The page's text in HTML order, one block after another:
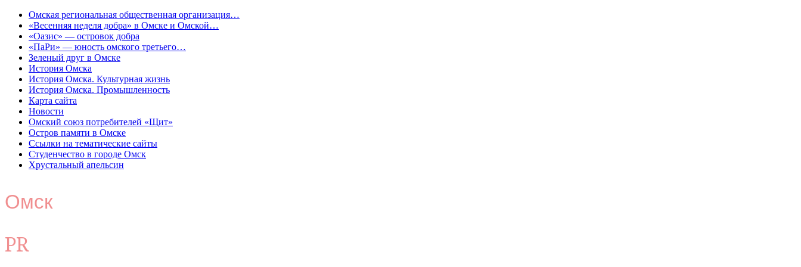
Омская региональная общественная организация…
«Весенняя неделя добра» в Омске и Омской…
«Оазис» — островок добра
«ПаРи» — юность омского третьего…
Зеленый друг в Омске
История Омска
История Омска. Культурная жизнь
История Омска. Промышленность
Карта сайта
Новости
Омский союз потребителей «Щит»
Остров памяти в Омске
Ссылки на тематические сайты
Студенчество в городе Омск
Хрустальный апельсин
Омск
PR